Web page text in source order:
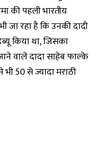
की पहली भारतीय
जा रहा है कि उनकी दादी
किया था, जिसका
वाले दादा साहेब फाल्के
50 से ज्यादा मराठी